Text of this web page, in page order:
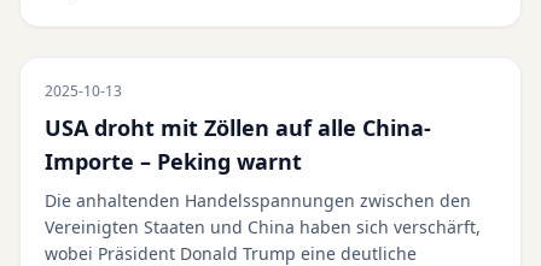
2025-10-13
USA droht mit Zöllen auf alle China-
Importe – Peking warnt
Die anhaltenden Handelsspannungen zwischen den
Vereinigten Staaten und China haben sich verschärft,
wobei Präsident Donald Trump eine deutliche